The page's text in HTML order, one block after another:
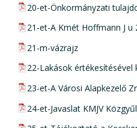
pdf csatolmány:
20-et-Önkormányzati
pdf csatolmány:
21-et-A Kmét Hoffmann J
pdf csatolmány:
21-m-vázrajz
pdf csatolmány:
22-Lakások
pdf csatolmány:
23-et-A Városi Alapkezelő
pdf csatolmány:
24-et-Javaslat KMJV